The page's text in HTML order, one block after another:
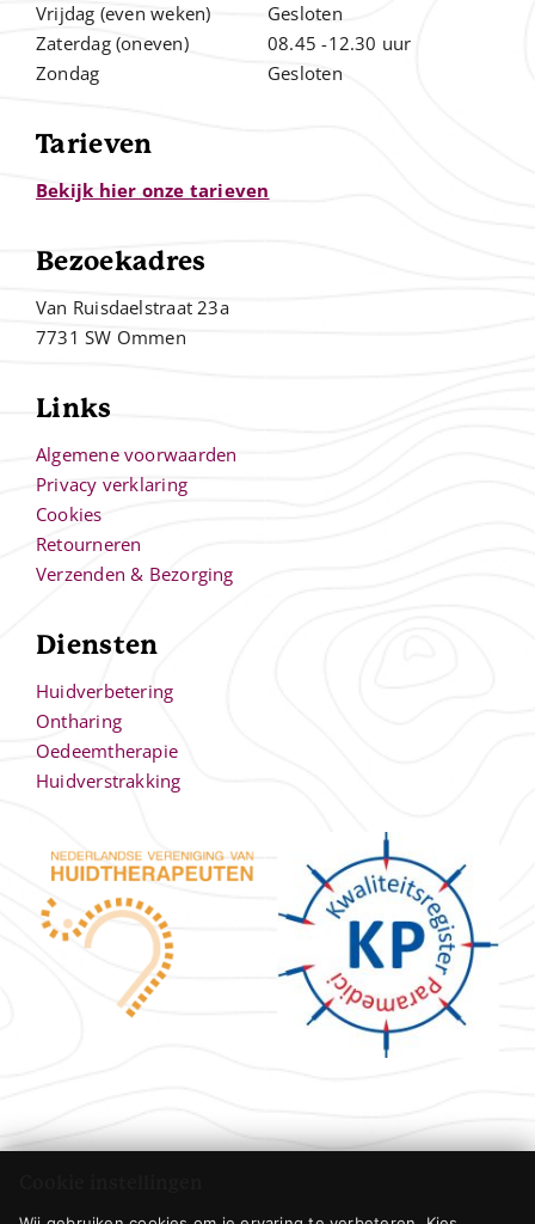
Vrijdag (even weken)
Zaterdag (oneven)
Zondag
Gesloten
08.45 -12.30 uur
Gesloten
Tarieven
Bekijk hier onze tarieven
Bezoekadres
Van Ruisdaelstraat 23a
7731 SW Ommen
Links
Algemene voorwaarden
Privacy verklaring
Cookies
Retourneren
Verzenden & Bezorging
Diensten
Huidverbetering
Ontharing
Oedeemtherapie
Huidverstrakking